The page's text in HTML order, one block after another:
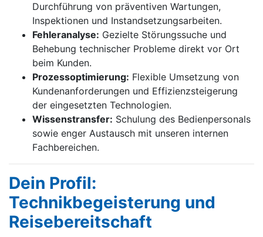
Durchführung von präventiven Wartungen,
Inspektionen und Instandsetzungsarbeiten.
Fehleranalyse: Gezielte Störungssuche und
Behebung technischer Probleme direkt vor Ort
beim Kunden.
Prozessoptimierung: Flexible Umsetzung von
Kundenanforderungen und Effizienzsteigerung
der eingesetzten Technologien.
Wissenstransfer: Schulung des Bedienpersonals
sowie enger Austausch mit unseren internen
Fachbereichen.
Dein Profil:
Technikbegeisterung und
Reisebereitschaft